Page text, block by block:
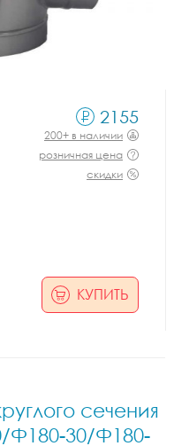
2155
200+ в наличии
розничная цена
скидки
КУПИТЬ
сечения
Ф180-30/Ф180-